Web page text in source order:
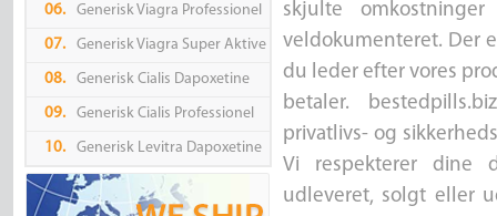
06.
Generisk Viagra Professionel
07. Generisk Viagra Super Aktive
08. Generisk Cialis Dapoxetine
09. Generisk Cialis Professionel
10. Generisk Levitra Dapoxetine
skjulte
veldokumenteret. Der
du leder efter vores
betaler.
privatlivs- og
Vi respekterer dine
udleveret, solgt eller